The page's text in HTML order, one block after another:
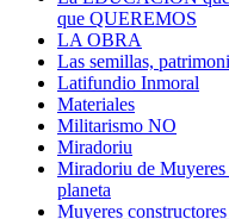
que QUEREMOS
LA OBRA
Las semillas,
Latifundio Inmoral
Materiales
Militarismo NO
Miradoriu
Miradoriu de Muyeres
planeta
Muyeres